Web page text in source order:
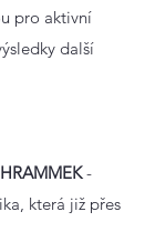
pro aktivní
další
-
která již přes